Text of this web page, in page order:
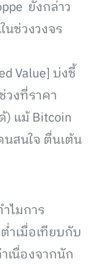
ยังกล่าว
นช่วงวงจร
Value] บ่งชี้
วงที่ราคา
) แม้ Bitcoin
สนใจ ตื่นเต้น
ไมการ
ำเมื่อเทียบกับ
เนื่องจากนัก